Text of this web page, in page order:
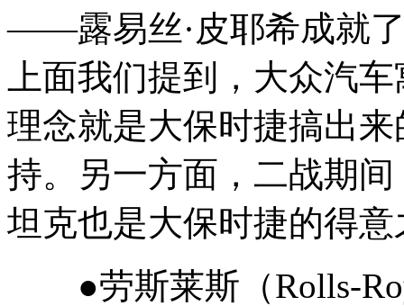
——露易丝·皮耶希成就
上面我们提到，大众汽
理念就是大保时捷搞出
持。另一方面，二战期
坦克也是大保时捷的得意
●劳斯莱斯（Rolls-